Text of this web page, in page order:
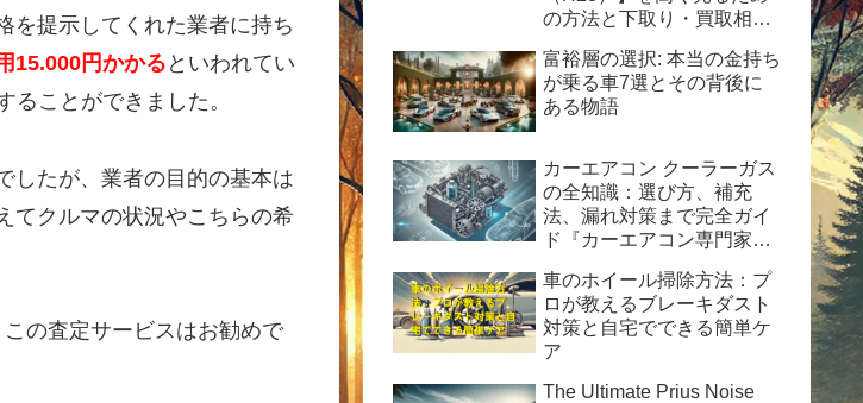
を提示してくれた業者に持ち
15.000円かかる といわれてい
ることができました。
したが、業者の目的の基本は
てクルマの状況やこちらの希
の査定サービスはお勧めで
の方法と下取り・買取相場
富裕層の選択: 本当の金持ち
が乗る車7選とその背後に
ある物語
カーエアコン クーラーガス
の全知識：選び方、補充
法、漏れ対策まで完全ガイ
ド『カーエアコン専門家が
全ガイド：安全性、経済
性、および運用のヒント』
車のホイール掃除方法：プ
ロが教えるブレーキダスト
対策と自宅でできる簡単ケ
ア
The Ultimate Prius Noise